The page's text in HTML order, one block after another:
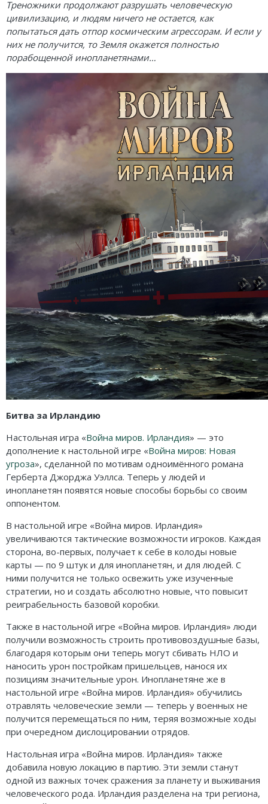
Треножники продолжают разрушать человеческую
цивилизацию, и людям ничего не остается, как
попытаться дать отпор космическим агрессорам. И если у
них не получится, то Земля окажется полностью
порабощенной инопланетянами…
Битва за Ирландию
Настольная игра «Война миров. Ирландия» — это
дополнение к настольной игре «Война миров: Новая
угроза», сделанной по мотивам одноимённого романа
Герберта Джорджа Уэллса. Теперь у людей и
инопланетян появятся новые способы борьбы со своим
оппонентом.
В настольной игре «Война миров. Ирландия»
увеличиваются тактические возможности игроков. Каждая
сторона, во-первых, получает к себе в колоды новые
карты — по 9 штук и для инопланетян, и для людей. С
ними получится не только освежить уже изученные
стратегии, но и создать абсолютно новые, что повысит
реиграбельность базовой коробки.
Также в настольной игре «Война миров. Ирландия» люди
получили возможность строить противовоздушные базы,
благодаря которым они теперь могут сбивать НЛО и
наносить урон постройкам пришельцев, нанося их
позициям значительные урон. Инопланетяне же в
настольной игре «Война миров. Ирландия» обучились
отравлять человеческие земли — теперь у военных не
получится перемещаться по ним, теряя возможные ходы
при очередном дислоцировании отрядов.
Настольная игра «Война миров. Ирландия» также
добавила новую локацию в партию. Эти земли станут
одной из важных точек сражения за планету и выживания
человеческого рода. Ирландия разделена на три региона,
Логические
Кооперативные
Стратегические
Экономические
Тактические
Детективные
Игры-квесты
Викторины
Для взрослых (18+)
О мышах и тайнах
Эволюция
Зельеварение
Crowd Games
Lavka Games
GaGa Games
Эврикус
Банда умников
Остальные серии
Пиксель Тактикс
Саграда